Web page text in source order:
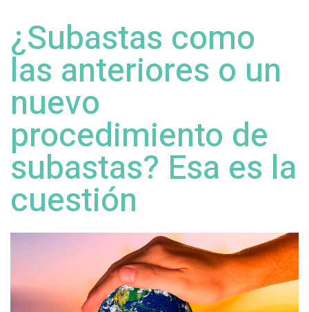
¿Subastas como
las anteriores o un
nuevo
procedimiento de
subastas? Esa es la
cuestión